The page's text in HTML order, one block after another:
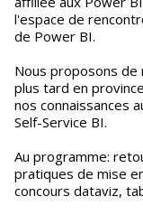
l'espace de
de Power BI.
Nous proposons de
plus tard en
nos connaissances
Self-Service BI.
Au programme:
pratiques de mise
concours dataviz,